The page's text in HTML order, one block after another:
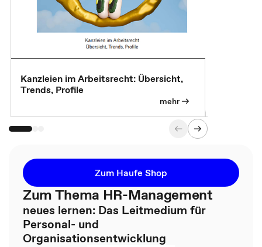
Kanzleien im Arbeitsrecht: Übersicht,
Trends, Profile
mehr
Zum Haufe Shop
Zum Thema HR-Management
neues lernen: Das Leitmedium für
Personal- und
Organisationsentwicklung